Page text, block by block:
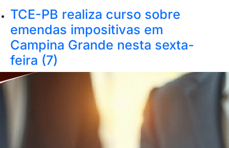
TCE-PB realiza curso sobre
emendas impositivas em
Campina Grande nesta sexta-
feira (7)